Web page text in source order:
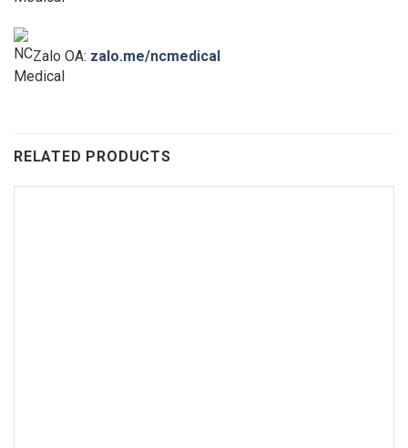
Zalo OA: zalo.me/ncmedical
RELATED PRODUCTS